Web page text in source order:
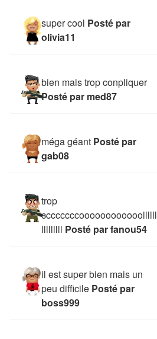
super cool Posté par
olivia11
bien mais trop conpliquer
Posté par med87
méga géant Posté par
gab08
trop
ccccccccoooooooooooollllll
lllllllll Posté par fanou54
il est super bien mais un
peu difficile Posté par
boss999